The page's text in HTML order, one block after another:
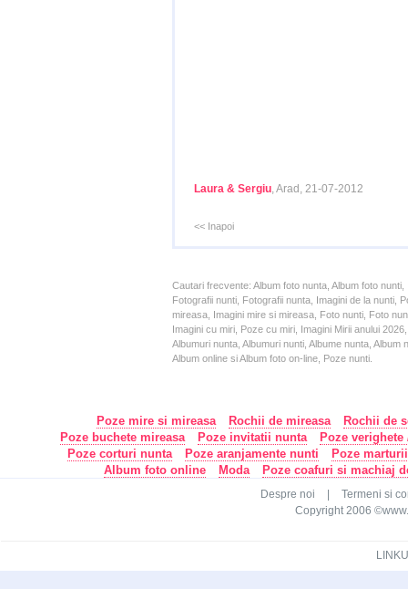
Laura & Sergiu, Arad, 21-07-2012
<< Inapoi
Cautari frecvente: Album foto nunta, Album foto
Fotografii nunti, Fotografii nunta, Imagini de la nunti,
mireasa, Imagini mire si mireasa, Foto nunti, Foto
Imagini cu miri, Poze cu miri, Imagini Mirii anului
Albumuri nunta, Albumuri nunti, Albume nunta,
Album online si Album foto on-line, Poze nunti.
Poze mire si mireasa Rochii de mireasa
Rochii de
Poze buchete mireasa
Poze invitatii nunta
Poze
Poze corturi nunta
Poze aranjamente nunti
Poze
Album foto online
Moda Poze coafuri si machiaj
Despre noi
Termeni si
Copyright 2006